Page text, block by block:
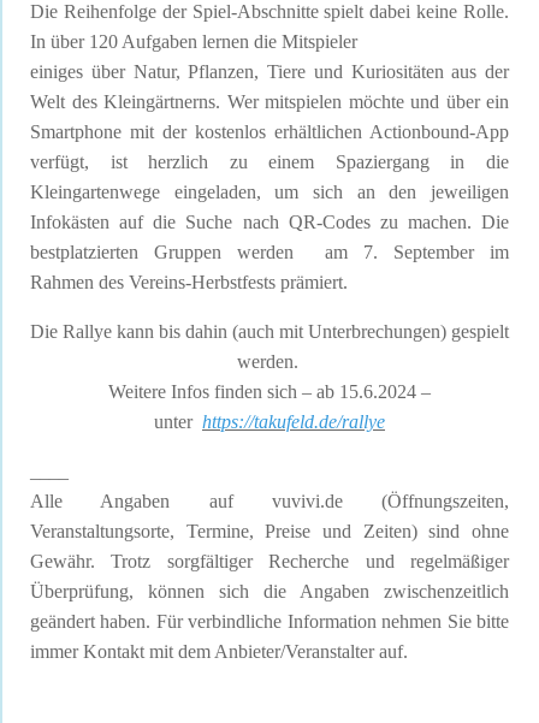
Die Reihenfolge der Spiel-Abschnitte spielt dabei keine Rolle.
In über 120 Aufgaben lernen die Mitspieler
einiges über Natur, Pflanzen, Tiere und Kuriositäten aus der
Welt des Kleingärtnerns. Wer mitspielen möchte und über ein
Smartphone mit der kostenlos erhältlichen Actionbound-App
verfügt, ist herzlich zu einem Spaziergang in die
Kleingartenwege eingeladen, um sich an den jeweiligen
Infokästen auf die Suche nach QR-Codes zu machen. Die
bestplatzierten Gruppen werden am 7. September im
Rahmen des Vereins-Herbstfests prämiert.
Die Rallye kann bis dahin (auch mit Unterbrechungen) gespielt
werden.
Weitere Infos finden sich – ab 15.6.2024 –
unter https://takufeld.de/rallye
Alle Angaben auf vuvivi.de (Öffnungszeiten,
Veranstaltungsorte, Termine, Preise und Zeiten) sind ohne
Gewähr. Trotz sorgfältiger Recherche und regelmäßiger
Überprüfung, können sich die Angaben zwischenzeitlich
geändert haben. Für verbindliche Information nehmen Sie bitte
immer Kontakt mit dem Anbieter/Veranstalter auf.